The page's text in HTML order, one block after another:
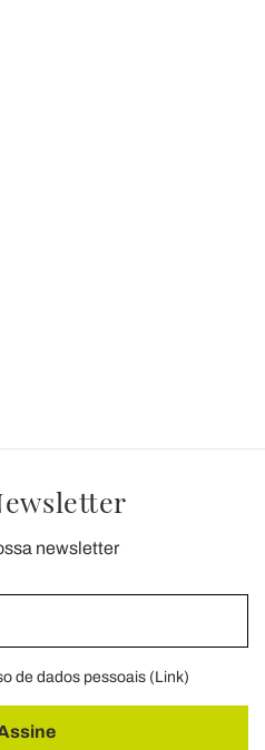
newsletter
de dados pessoais (Link)